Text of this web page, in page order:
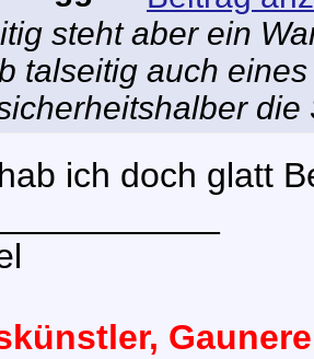
steht aber ein
talseitig auch
die
ich doch glatt